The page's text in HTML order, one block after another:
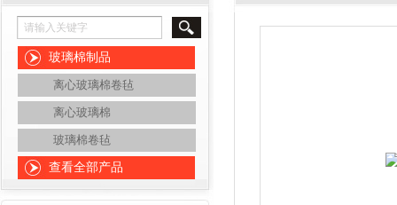
玻璃棉制品
离心玻璃棉卷毡
离心玻璃棉
玻璃棉卷毡
查看全部产品